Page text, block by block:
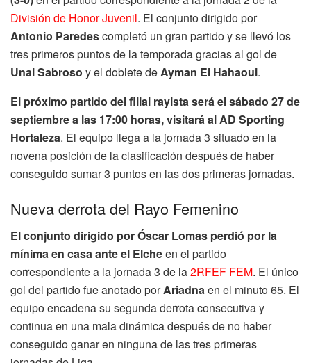
División de Honor Juvenil. El conjunto dirigido por
Antonio Paredescompletó un gran partido y se llevó los
tres primeros puntos de la temporada gracias al gol de
Unai Sabroso y el doblete deAyman El Hahaoui.
El próximo partido del filial rayista será el sábado 27 de
septiembre a las 17:00 horas, visitará al AD Sporting
Hortaleza. El equipo llega a la jornada 3 situado en la
novena posición de la clasificación después de haber
conseguido sumar 3 puntos en las dos primeras jornadas.
Nueva derrota del Rayo Femenino
El conjunto dirigido por Óscar Lomas perdió por la
mínima en casa ante el Elcheen el partido
correspondiente a la jornada 3 de la2RFEF FEM. El único
gol del partido fue anotado porAriadnaen el minuto 65. El
equipo encadena su segunda derrota consecutiva y
continua en una mala dinámica después de no haber
conseguido ganar en ninguna de las tres primeras